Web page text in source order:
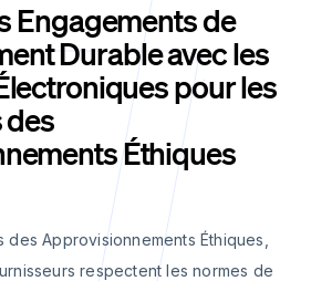
Engagements de
Durable avec les
pour les
des
Éthiques
des Approvisionnements Éthiques,
respectent les normes de